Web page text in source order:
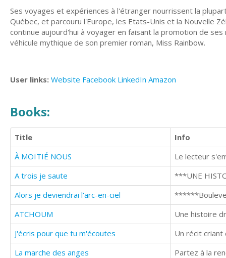
Ses voyages et expériences à l'étranger nourrissent la
Québec, et parcouru l'Europe, les Etats-Unis et la Nouvelle
continue aujourd'hui à voyager en faisant la promotion de
véhicule mythique de son premier roman, Miss Rainbow.
User links: Website Facebook LinkedIn Amazon
Books:
Title
Info
À MOITIÉ NOUS
Le lecteur
A trois je saute
Alors je deviendrai l'arc-en-ciel
ATCHOUM
Une histoire
J'écris pour que tu m'écoutes
Un récit
La marche des anges
Partez à la